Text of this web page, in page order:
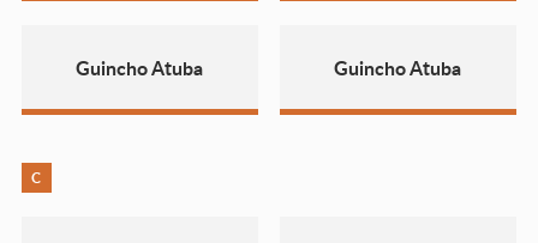
Guincho Atuba Guincho Atuba
C